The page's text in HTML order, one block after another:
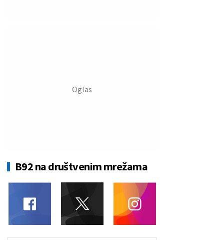
B92 na društvenim mrežama